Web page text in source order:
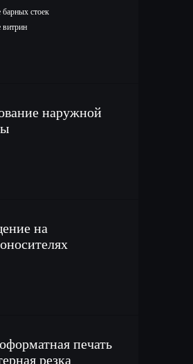
стоек
наружной
на
печать
резка